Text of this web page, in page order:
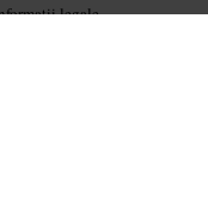
legale